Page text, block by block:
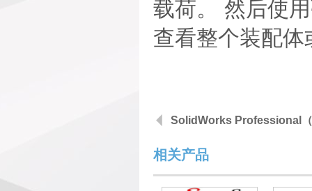
载荷。 然后使
查看整个装配
SolidWorks Professional
相关产品